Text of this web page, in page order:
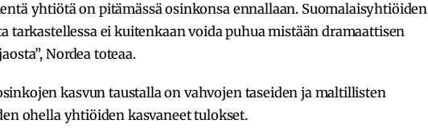
yhtiötä on pitämässä osinkonsa ennallaan. Suomalaisyhtiöiden
tarkastellessa ei kuitenkaan voida puhua mistään dramaattisen
Nordea toteaa.
kasvun taustalla on vahvojen taseiden ja maltillisten
ohella yhtiöiden kasvaneet tulokset.